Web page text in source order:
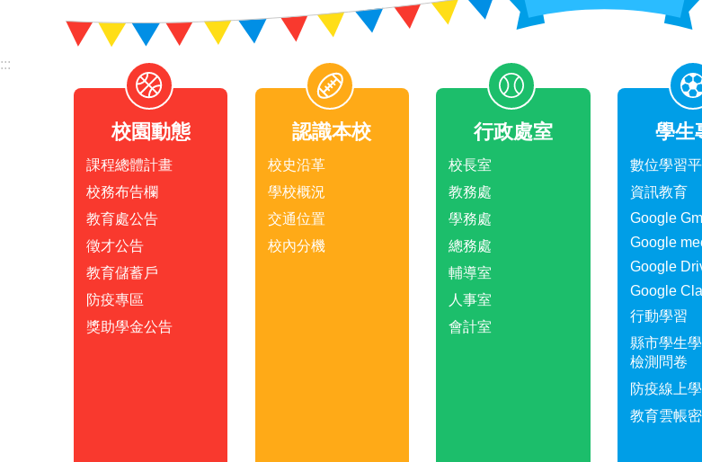
:::
校園動態
課程總體計畫
校務布告欄
教育處公告
徵才公告
教育儲蓄戶
防疫專區
獎助學金公告
認識本校
校史沿革
學校概況
交通位置
校內分機
行政處室
校長室
教務處
學務處
總務處
輔導室
人事室
會計室
學生
數位學習
資訊教育
Google
Google
Google
Google
行動學習
縣市學生
檢測問卷
防疫線上
教育雲帳